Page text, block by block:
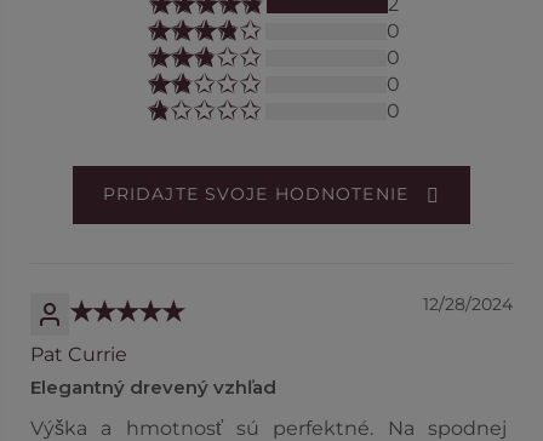
0
0
0
0
PRIDAJTE SVOJE HODNOTENIE
12/28/2024
Pat Currie
Elegantný drevený vzhľad
Výška a hmotnosť sú perfektné. Na spodnej